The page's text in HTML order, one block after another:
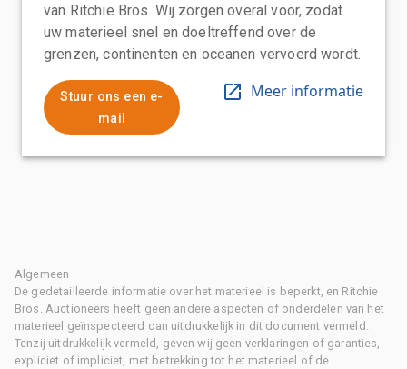
van Ritchie Bros. Wij zorgen overal voor, zodat
uw materieel snel en doeltreffend over de
grenzen, continenten en oceanen vervoerd wordt.
Stuur ons een e-
mail
Meer informatie
Algemeen
De gedetailleerde informatie over het materieel is beperkt, en Ritchie
Bros. Auctioneers heeft geen andere aspecten of onderdelen van het
materieel geïnspecteerd dan uitdrukkelijk in dit document vermeld.
Tenzij uitdrukkelijk vermeld, geven wij geen verklaringen of garanties,
expliciet of impliciet, met betrekking tot het materieel of de